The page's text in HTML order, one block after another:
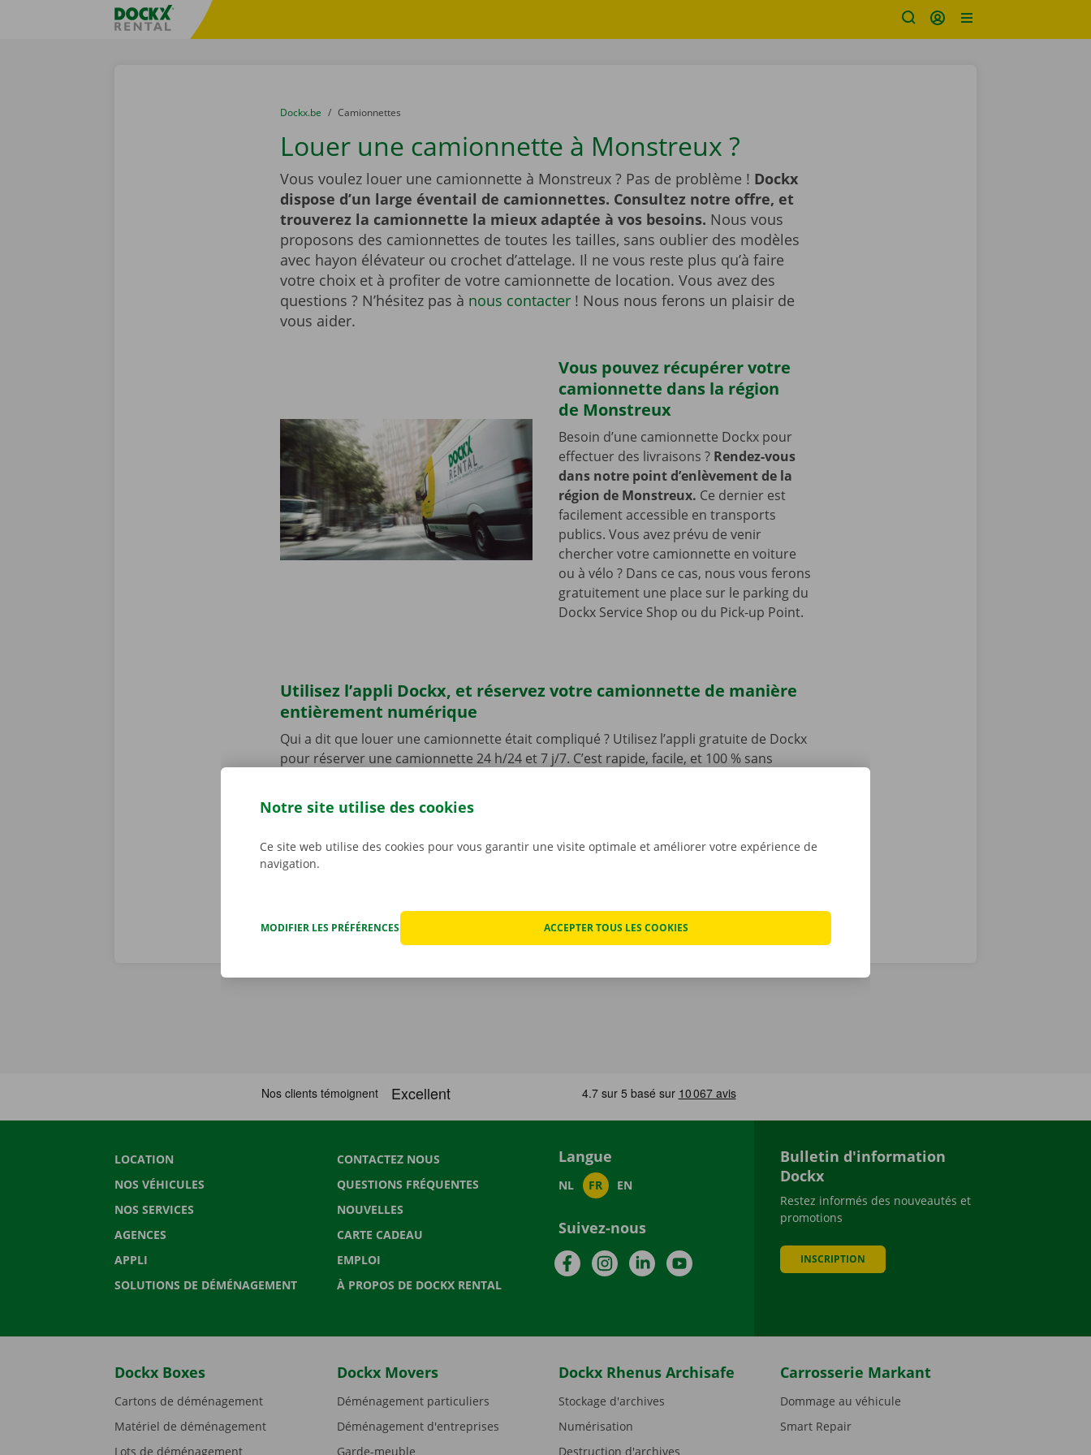
sitename
You are here:
du
Dockx.be to
Camionnettes
Louer une camionnette à Monstreux ?
Vous voulez louer une camionnette à Monstreux ? Pas de problème ! Dockx
dispose d’un large éventail de camionnettes. Consultez notre offre, et
trouverez la camionnette la mieux adaptée à vos besoins. Nous vous
proposons des camionnettes de toutes les tailles, sans oublier des modèles
avec hayon élévateur ou crochet d’attelage. Il ne vous reste plus qu’à faire
votre choix et à profiter de votre camionnette de location. Vous avez des
questions ? N’hésitez pas à nous contacter! Nous nous ferons un plaisir de
vous aider.
Vous pouvez récupérer votre
camionnette dans la région
de Monstreux
Besoin d’une camionnette Dockx pour
effectuer des livraisons ? Rendez-vous
dans notre point d’enlèvement de la
région de Monstreux. Ce dernier est
facilement accessible en transports
publics. Vous avez prévu de venir
chercher votre camionnette en voiture
ou à vélo ? Dans ce cas, nous vous ferons
gratuitement une place sur le parking du
Dockx Service Shop ou du Pick-up Point.
Utilisez l’appli Dockx, et réservez votre camionnette de manière
entièrement numérique
Qui a dit que louer une camionnette était compliqué ? Utilisez l’appli gratuite de Dockx
pour réserver une camionnette 24 h/24 et 7 j/7. C’est rapide, facile, et 100 % sans
aller récupérer votre camionnette, que vous pourrez déverrouiller à l’aide d’une clé
numérique. Téléchargez notre appli gratuite pour
LOCATION
NOS VÉHICULES
NOS SERVICES
AGENCES
APPLI
SOLUTIONS DE DÉMÉNAGEMENT
CONTACTEZ NOUS
QUESTIONS FRÉQUENTES
NOUVELLES
CARTE CADEAU
EMPLOI
À PROPOS DE DOCKX RENTAL
Langue
NL FR EN
Suivez-nous
FacebookInstagramLinkedInYouTube
Bulletin d'information
Dockx
Restez informés des nouveautés et
promotions
INSCRIPTION
Dockx Boxes
Cartons de déménagement
Matériel de déménagement
Lots de déménagement
Dockx Movers
Déménagement particuliers
Déménagement d'entreprises
Garde-meuble
Dockx Rhenus Archisafe
Stockage d'archives
Numérisation
Destruction d'archives
Carrosserie Markant
Dommage au véhicule
Smart Repair
Notre site utilise des cookies
Ce site web utilise des cookies pour vous garantir une visite optimale et améliorer votre expérience de
navigation.
MODIFIER LES PRÉFÉRENCES ACCEPTER TOUS LES COOKIES